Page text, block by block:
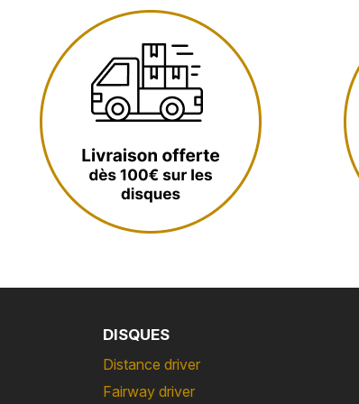
DISQUES
Distance driver
Fairway driver